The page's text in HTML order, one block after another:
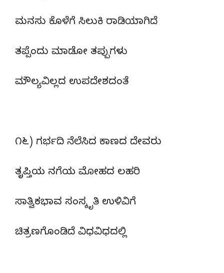
ಮನಸು ಕೊಳೆಗೆ ಸಿಲುಕಿ ರಾಡಿಯಾಗಿದೆ
ತಪ್ಪೆಂದು ಮಾಡೋ ತಪ್ಪುಗಳು
ಮೌಲ್ಯವಿಲ್ಲದ ಉಪದೇಶದಂತೆ
೧೬) ಗರ್ಭದಿ ನೆಲೆಸಿದ ಕಾಣದ ದೇವರು
ತೃಪ್ತಿಯ ನಗೆಯ ಮೋಹದ ಲಹರಿ
ಸಾತ್ವಿಕಭಾವ ಸಂಸ್ಕೃತಿ ಉಳಿವಿಗೆ
ಚಿತ್ರಣಗೊಂಡಿದೆ ವಿಧವಿಧದಲ್ಲಿ